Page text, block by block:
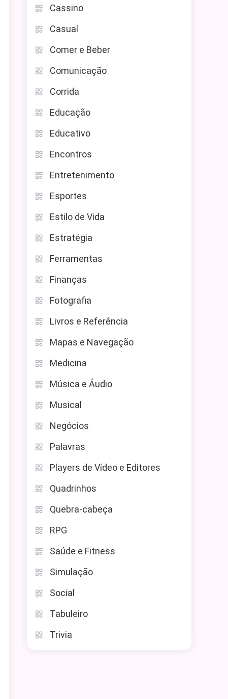
Cassino
Casual
Comer e Beber
Comunicação
Corrida
Educação
Educativo
Encontros
Entretenimento
Esportes
Estilo de Vida
Estratégia
Ferramentas
Finanças
Fotografia
Livros e Referência
Mapas e Navegação
Medicina
Música e Áudio
Musical
Negócios
Palavras
Players de Vídeo e Editores
Quadrinhos
Quebra-cabeça
RPG
Saúde e Fitness
Simulação
Social
Tabuleiro
Trivia